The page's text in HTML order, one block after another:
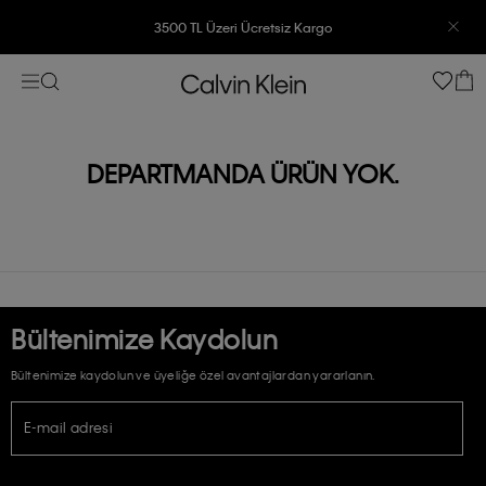
3500 TL Üzeri Ücretsiz Kargo
7500 TL Ve Üzeri Alışverişlerinizde 6 Taksit İmkanı
DEPARTMANDA ÜRÜN YOK.
Bültenimize Kaydolun
Bültenimize kaydolun ve üyeliğe özel avantajlardan yararlanın.
E-mail adresi